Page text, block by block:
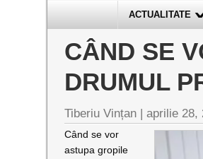
ACTUALITATE
CÂND SE
DRUMUL
Tiberiu Vințan |aprilie 28,
Când se vor
astupa gropile